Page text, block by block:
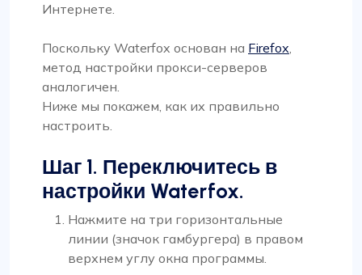
Интернете.
Поскольку Waterfox основан на Firefox,
метод настройки прокси-серверов
аналогичен.
Ниже мы покажем, как их правильно
настроить.
Шаг 1. Переключитесь в
настройки Waterfox.
Нажмите на три горизонтальные
линии (значок гамбургера) в правом
верхнем углу окна программы.